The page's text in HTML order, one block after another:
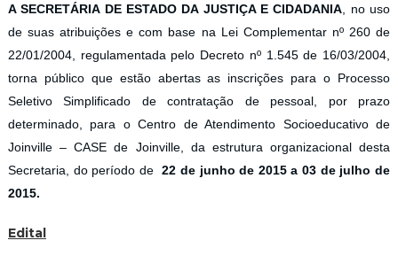
A SECRETÁRIA DE ESTADO DA JUSTIÇA E CIDADANIA , no uso
de suas atribuições e com base na Lei Complementar nº 260 de
22/01/2004, regulamentada pelo Decreto nº 1.545 de 16/03/2004,
torna público que estão abertas as inscrições para o Processo
Seletivo Simplificado de contratação de pessoal, por prazo
determinado, para o Centro de Atendimento Socioeducativo de
Joinville – CASE de Joinville, da estrutura organizacional desta
Secretaria, do período de22 de junho de 2015 a 03 de julho de
2015.
Edital